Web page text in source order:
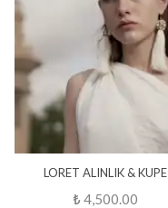
LORET ALINLIK & KUPE
₺ 4,500.00